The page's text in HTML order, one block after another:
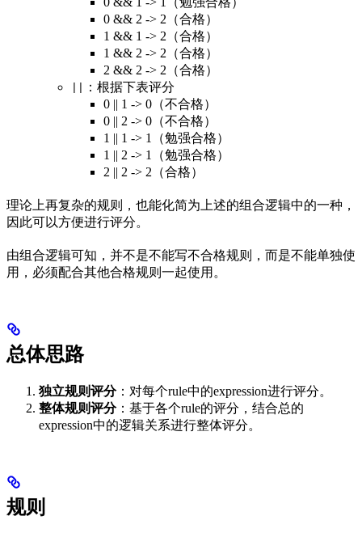
0 && 2 -> 2（合格）
1 && 1 -> 2（合格）
1 && 2 -> 2（合格）
2 && 2 -> 2（合格）
：根据下表评分
0 || 1 -> 0（不合格）
0 || 2 -> 0（不合格）
1 || 1 -> 1（勉强合格）
1 || 2 -> 1（勉强合格）
2 || 2 -> 2（合格）
理论上再复杂的规则，也能化简为上述的组合逻辑中的一种，
因此可以方便进行评分。
由组合逻辑可知，并不是不能写不合格规则，而是不能单独使
用，必须配合其他合格规则一起使用。
总体思路
独立规则评分：对每个rule中的expression进行评分。
整体规则评分：基于各个rule的评分，结合总的
expression中的逻辑关系进行整体评分。
规则